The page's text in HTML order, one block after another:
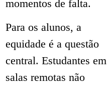
momentos de falta.
Para os alunos, a
equidade é a questão
central. Estudantes em
salas remotas não